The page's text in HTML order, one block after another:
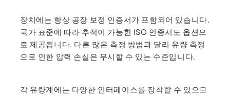
장치에는 항상 공장 보정 인증서가 포함되어 있습니다.
국가 표준에 따라 추적이 가능한 ISO 인증서도 옵션으
로 제공됩니다. 다른 많은 측정 방법과 달리 유량 측정
으로 인한 압력 손실은 무시할 수 있는 수준입니다.
각 유량계에는 다양한 인터페이스를 장착할 수 있으므